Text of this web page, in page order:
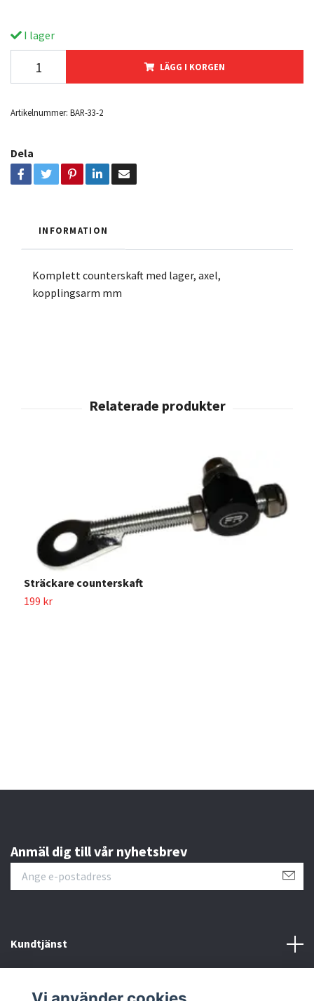
I lager
LÄGG I KORGEN
Artikelnummer: BAR-33-2
Dela
INFORMATION
Komplett counterskaft med lager, axel,
kopplingsarm mm
Sträckare counterskaft
199 kr
Anmäl dig till vår nyhetsbrev
Kundtjänst